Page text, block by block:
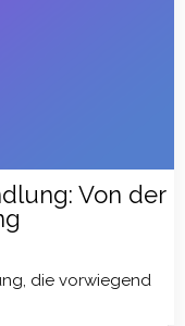
Von der
die vorwiegend